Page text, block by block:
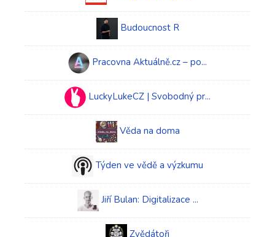
Budoucnost R
Pracovna Aktuálně.cz – po...
LuckyLukeCZ | Svobodný pr...
Věda na doma
Týden ve vědě a výzkumu
Jiří Bulan: Digitalizace ...
Zvědátoři